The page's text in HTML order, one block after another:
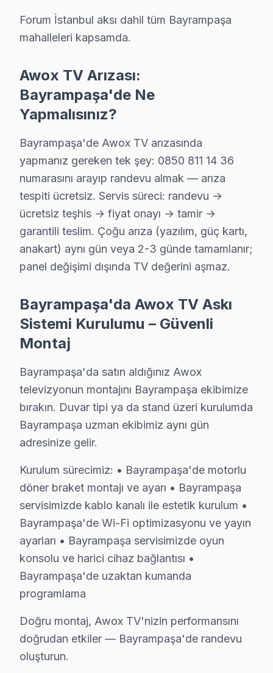
Bayrampaşa Yakın İlçelerde Awox Servisi
· Arnavutköy Awox
· Bağcılar Awox
· Bahçelievler Awox
· Bakırköy Awox
· Başakşehir Awox
· Beşiktaş Awox
· Beylikdüzü Awox
Bayrampaşa Diğer Marka Servisleri
· Bayrampaşa Sony
· Bayrampaşa Philips
· Bayrampaşa Samsung
· Bayrampaşa LG
· Bayrampaşa Panasonic
· Bayrampaşa Toshiba
Awox TV Arızası: Bayrampaşa'de Ne
Bayrampaşa'de Awox TV arızasında yapmanız
Awox Servis Deneyimimiz
✓ 15+ Yıl Deneyim
✓ Yazılı Garanti Belgesi
✓ Orijinal Yedek Parça
✓ Ücretsiz Arıza Tespiti
Bayrampaşa Mahallelerinde Awox Servis
Forum İstanbul aksı dahil tüm Bayrampaşa
mahalleleri kapsamda.
Awox TV Arızası:
Bayrampaşa'de Ne
Yapmalısınız?
Bayrampaşa'de Awox TV arızasında
yapmanız gereken tek şey: 0850 811 14 36
numarasını arayıp randevu almak — arıza
tespiti ücretsiz. Servis süreci: randevu →
ücretsiz teşhis → fiyat onayı → tamir →
garantili teslim. Çoğu arıza (yazılım, güç kartı,
anakart) aynı gün veya 2-3 günde tamamlanır;
panel değişimi dışında TV değerini aşmaz.
Bayrampaşa'da Awox TV Askı
Sistemi Kurulumu – Güvenli
Montaj
Bayrampaşa'da satın aldığınız Awox
televizyonun montajını Bayrampaşa ekibimize
bırakın. Duvar tipi ya da stand üzeri kurulumda
Bayrampaşa uzman ekibimiz aynı gün
adresinize gelir.
Kurulum sürecimiz: • Bayrampaşa'de motorlu
döner braket montajı ve ayarı • Bayrampaşa
servisimizde kablo kanalı ile estetik kurulum •
Bayrampaşa'de Wi-Fi optimizasyonu ve yayın
ayarları • Bayrampaşa servisimizde oyun
konsolu ve harici cihaz bağlantısı •
Bayrampaşa'de uzaktan kumanda
programlama
Doğru montaj, Awox TV'nizin performansını
doğrudan etkiler — Bayrampaşa'de randevu
oluşturun.